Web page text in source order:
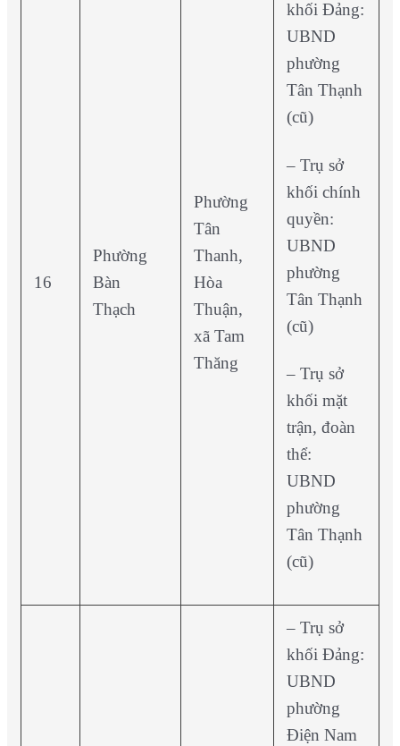
16
Phường
Bàn
Thạch
Phường
Tân
Thanh,
Hòa
Thuận,
xã Tam
Thăng
khối Đảng:
UBND
phường
Tân Thạnh
(cũ)
– Trụ sở
khối chính
quyền:
UBND
phường
Tân Thạnh
(cũ)
– Trụ sở
khối mặt
trận, đoàn
thể:
UBND
phường
Tân Thạnh
(cũ)
– Trụ sở
khối Đảng:
UBND
phường
Điện Nam